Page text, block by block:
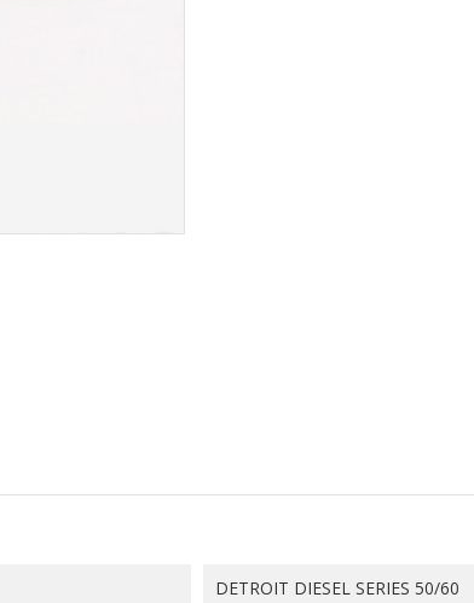
DETROIT DIESEL SERIES 50/60